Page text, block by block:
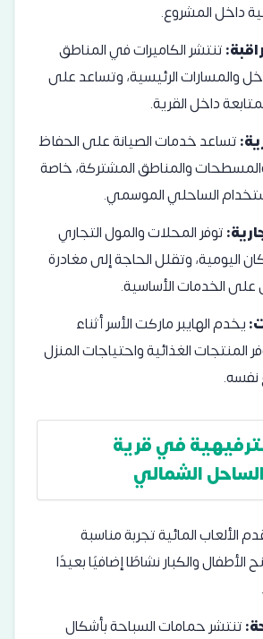
داخل المشروع.
تنتشر الكاميرات في المناطق
والمسارات الرئيسية، وتساعد على
داخل القرية.
تساعد خدمات الصيانة على الحفاظ
والمناطق المشتركة، خاصة
الساحلي الموسمي.
توفر المحلات والمول التجاري
اليومية، وتقلل الحاجة إلى مغادرة
على الخدمات الأساسية.
يخدم الهايبر ماركت الأسر أثناء
المنتجات الغذائية واحتياجات المنزل
نفسه.
في قرية
الشمالي
الألعاب المائية تجربة مناسبة
الأطفال والكبار نشاطًا إضافيًا بعيدًا
تنتشر حمامات السباحة بأشكال